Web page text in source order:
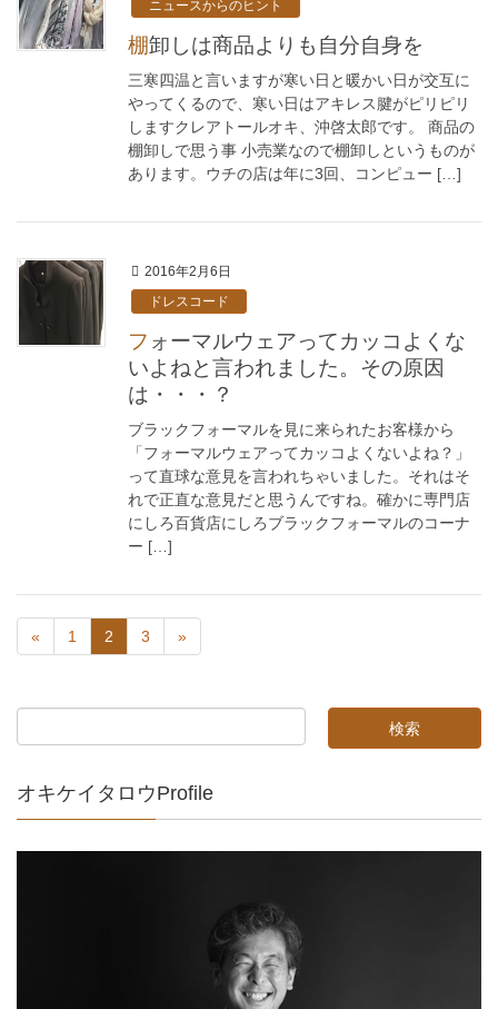
ニュースからのヒント
棚卸しは商品よりも自分自身を
三寒四温と言いますが寒い日と暖かい日が交互に
やってくるので、寒い日はアキレス腱がピリピリ
しますクレアトールオキ、沖啓太郎です。 商品の
棚卸しで思う事 小売業なので棚卸しというものが
あります。ウチの店は年に3回、コンピュー […]
2016年2月6日
ドレスコード
フォーマルウェアってカッコよくな
いよねと言われました。その原因
は・・・？
ブラックフォーマルを見に来られたお客様から
「フォーマルウェアってカッコよくないよね？」
って直球な意見を言われちゃいました。それはそ
れで正直な意見だと思うんですね。確かに専門店
にしろ百貨店にしろブラックフォーマルのコーナ
ー […]
« 1 2 3 »
オキケイタロウProfile